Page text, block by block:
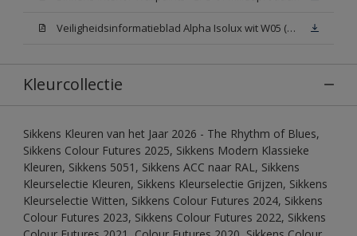
Veiligheidsinformatieblad Alpha Isolux wit W05 (SDS)
Kleurcollectie
Sikkens Kleuren van het Jaar 2026 - The Rhythm of Blues,
Sikkens Colour Futures 2025, Sikkens Modern Klassieke
Kleuren, Sikkens 5051, Sikkens ACC naar RAL, Sikkens
Kleurselectie Kleuren, Sikkens Kleurselectie Grijzen, Sikkens
Kleurselectie Witten, Sikkens Colour Futures 2024, Sikkens
Colour Futures 2023, Sikkens Colour Futures 2022, Sikkens